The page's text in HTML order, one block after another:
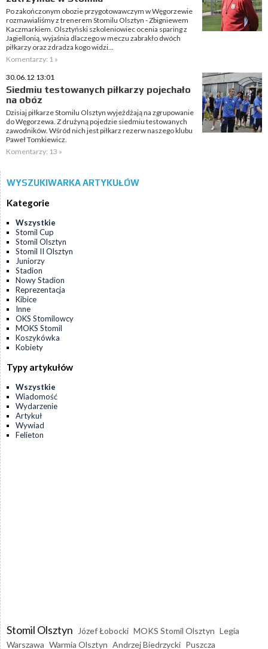
Po zakończonym obozie przygotowawczym w Węgorzewie
rozmawialiśmy z trenerem Stomilu Olsztyn - Zbigniewem
Kaczmarkiem. Olsztyński szkoleniowiec ocenia sparing z
Jagiellonią, wyjaśnia dlaczego w meczu zabrakło dwóch
piłkarzy oraz zdradza kogo widzi...
Komentarzy: 1 »
30.06.12 13:01
Siedmiu testowanych piłkarzy pojechało
na obóz
Dzisiaj piłkarze Stomilu Olsztyn wyjeżdżają na zgrupowanie
do Węgorzewa. Z drużyną pojedzie siedmiu testowanych
zawodników. Wśród nich jest piłkarz rezerw naszego klubu
Paweł Tomkiewicz.
Komentarzy: 13 »
WYSZUKIWARKA ARTYKUŁÓW
Kategorie
Wszystkie
Stomil Cup
Stomil Olsztyn
Stomil II Olsztyn
Juniorzy
Stadion
Nowy Stadion
Reprezentacja
Kibice
Inne
OKS Stomilowcy
MOKS Stomil
Koszykówka
Kobiety
Typy artykułów
Wszystkie
Wiadomość
Wydarzenie
Artykuł
Wywiad
Felieton
Stomil Olsztyn Józef Łobocki MOKS Stomil Olsztyn Legia
Warszawa Warmia Olsztyn Andrzej Biedrzycki Puszcza